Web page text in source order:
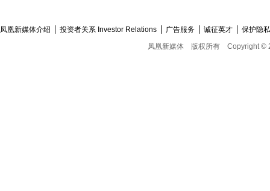
凤凰新媒体介绍 投资者关系 Investor Relations 广告服务 诚征英才
保护隐
凤凰新媒体
版权所有 Copyright ©